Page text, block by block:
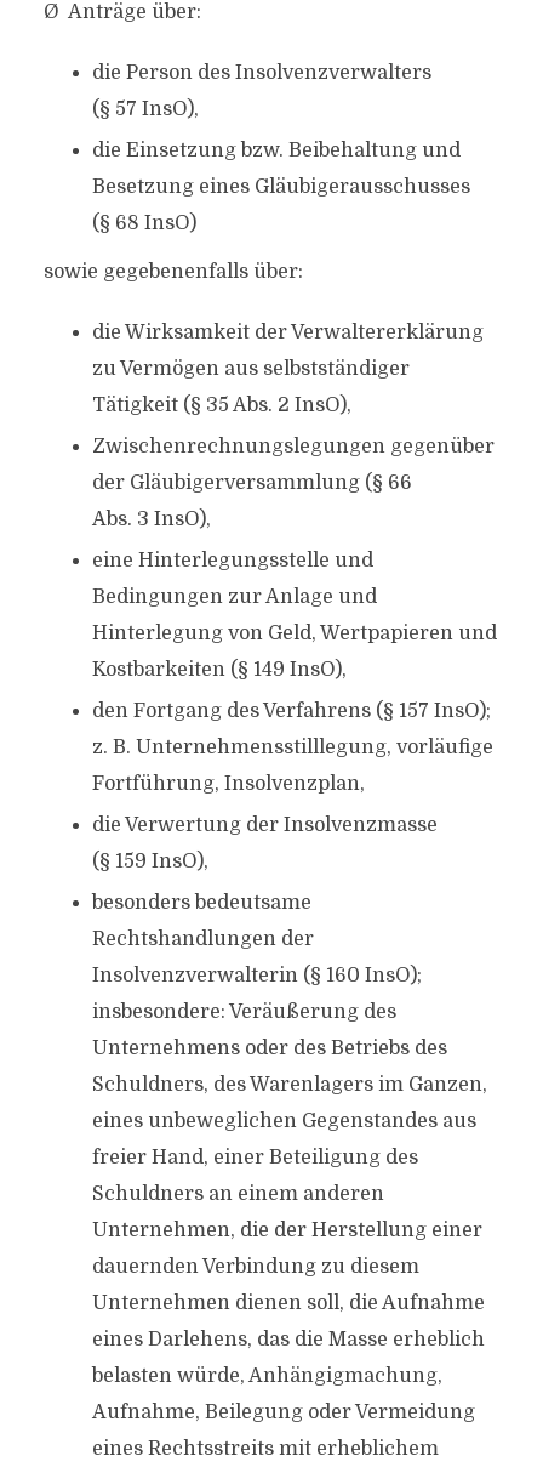
Ø Anträge über:
die Person des Insolvenzverwalters
(§ 57 InsO),
die Einsetzung bzw. Beibehaltung und
Besetzung eines Gläubigerausschusses
(§ 68 InsO)
sowie gegebenenfalls über:
die Wirksamkeit der Verwaltererklärung
zu Vermögen aus selbstständiger
Tätigkeit (§ 35 Abs. 2 InsO),
Zwischenrechnungslegungen gegenüber
der Gläubigerversammlung (§ 66
Abs. 3 InsO),
eine Hinterlegungsstelle und
Bedingungen zur Anlage und
Hinterlegung von Geld, Wertpapieren und
Kostbarkeiten (§ 149 InsO),
den Fortgang des Verfahrens (§ 157 InsO);
z. B. Unternehmensstilllegung, vorläufige
Fortführung, Insolvenzplan,
die Verwertung der Insolvenzmasse
(§ 159 InsO),
besonders bedeutsame
Rechtshandlungen der
Insolvenzverwalterin (§ 160 InsO);
insbesondere: Veräußerung des
Unternehmens oder des Betriebs des
Schuldners, des Warenlagers im Ganzen,
eines unbeweglichen Gegenstandes aus
freier Hand, einer Beteiligung des
Schuldners an einem anderen
Unternehmen, die der Herstellung einer
dauernden Verbindung zu diesem
Unternehmen dienen soll, die Aufnahme
eines Darlehens, das die Masse erheblich
belasten würde, Anhängigmachung,
Aufnahme, Beilegung oder Vermeidung
eines Rechtsstreits mit erheblichem